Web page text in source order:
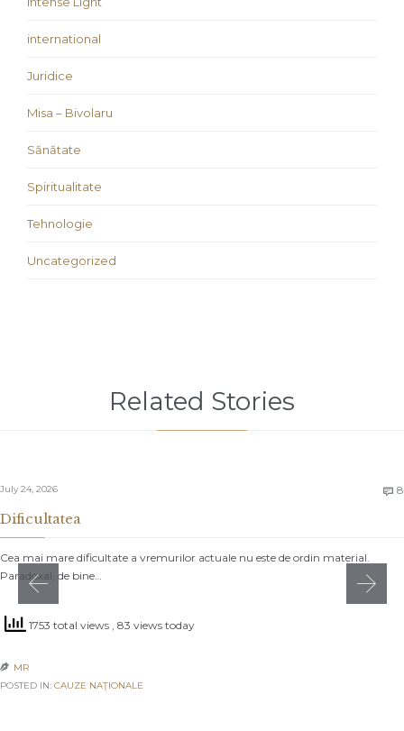
international
Juridice
Misa – Bivolaru
Sănătate
Spiritualitate
Tehnologie
Uncategorized
Related Stories
July 24, 2026  8
Dificultatea
Cea mai mare dificultate a vremurilor actuale nu este de ordin material.
Paradoxal, de bine…
1753 total views , 83 views today
 MR
POSTED IN: CAUZE NAŢIONALE